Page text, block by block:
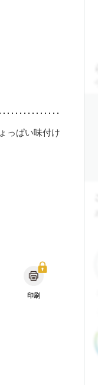
っぱい味付け
印刷